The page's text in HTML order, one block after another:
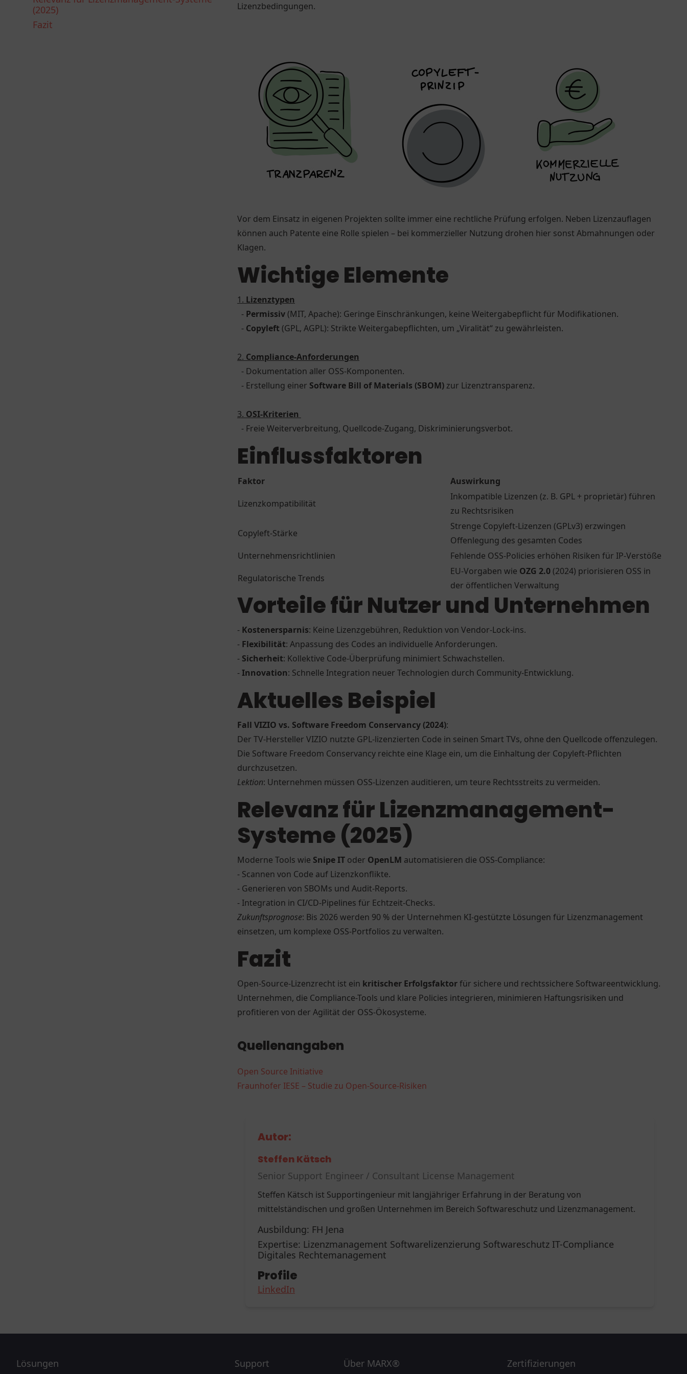
Lizenzbedingungen.
Vor dem Einsatz in eigenen Projekten sollte immer eine rechtliche Prüfung erfolgen. Neben Lizenzauflagen
können auch Patente eine Rolle spielen – bei kommerzieller Nutzung drohen hier sonst Abmahnungen oder
Klagen.
Wichtige Elemente
1. Lizenztypen
- Permissiv (MIT, Apache): Geringe Einschränkungen, keine Weitergabepflicht für Modifikationen.
- Copyleft (GPL, AGPL): Strikte Weitergabepflichten, um „Viralität“ zu gewährleisten.
2. Compliance-Anforderungen
- Dokumentation aller OSS-Komponenten.
- Erstellung einer Software Bill of Materials (SBOM) zur Lizenztransparenz.
3. OSI-Kriterien
- Freie Weiterverbreitung, Quellcode-Zugang, Diskriminierungsverbot.
Einflussfaktoren
Faktor
Auswirkung
Lizenzkompatibilität
Inkompatible Lizenzen (z. B. GPL + proprietär) führen
zu Rechtsrisiken
Copyleft-Stärke
Strenge Copyleft-Lizenzen (GPLv3) erzwingen
Offenlegung des gesamten Codes
Unternehmensrichtlinien
Fehlende OSS-Policies erhöhen Risiken für IP-Verstöße
Regulatorische Trends
EU-Vorgaben wie OZG 2.0 (2024) priorisieren OSS in
der öffentlichen Verwaltung
Vorteile für Nutzer und Unternehmen
- Kostenersparnis: Keine Lizenzgebühren, Reduktion von Vendor-Lock-ins.
- Flexibilität: Anpassung des Codes an individuelle Anforderungen.
- Sicherheit: Kollektive Code-Überprüfung minimiert Schwachstellen.
-Innovation: Schnelle Integration neuer Technologien durch Community-Entwicklung.
Aktuelles Beispiel
Fall VIZIO vs. Software Freedom Conservancy (2024):
Der TV-Hersteller VIZIO nutzte GPL-lizenzierten Code in seinen Smart TVs, ohne den Quellcode offenzulegen.
Die Software Freedom Conservancy reichte eine Klage ein, um die Einhaltung der Copyleft-Pflichten
durchzusetzen.
Lektion: Unternehmen müssen OSS-Lizenzen auditieren, um teure Rechtsstreits zu vermeiden.
Relevanz für Lizenzmanagement-
Systeme (2025)
Moderne Tools wie Snipe IT oder OpenLM automatisieren die OSS-Compliance:
- Scannen von Code auf Lizenzkonflikte.
- Generieren von SBOMs und Audit-Reports.
- Integration in CI/CD-Pipelines für Echtzeit-Checks.
Zukunftsprognose: Bis 2026 werden 90 % der Unternehmen KI-gestützte Lösungen für Lizenzmanagement
einsetzen, um komplexe OSS-Portfolios zu verwalten.
Fazit
Open-Source-Lizenzrecht ist ein kritischer Erfolgsfaktorfür sichere und rechtssichere Softwareentwicklung.
Unternehmen, die Compliance-Tools und klare Policies integrieren, minimieren Haftungsrisiken und
profitieren von der Agilität der OSS-Ökosysteme.
Quellenangaben
Open Source Initiative
Fraunhofer IESE – Studie zu Open-Source-Risiken
Autor:
Steffen Kätsch
Senior Support Engineer / Consultant License Management
Steffen Kätsch ist Supportingenieur mit langjähriger Erfahrung in der Beratung von
mittelständischen und großen Unternehmen im Bereich Softwareschutz und Lizenzmanagement.
Ausbildung: FH Jena
Expertise: Lizenzmanagement Softwarelizenzierung Softwareschutz IT-Compliance
Digitales Rechtemanagement
Profile
LinkedIn
(2025)
Fazit
Lösungen Support Über MARX® Zertifizierungen